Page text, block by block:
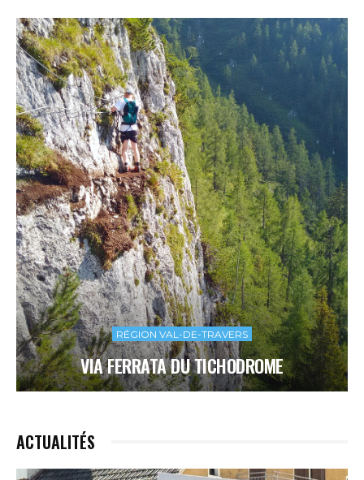
RÉGION VAL-DE-TRAVERS
VIA FERRATA DU TICHODROME
ACTUALITÉS